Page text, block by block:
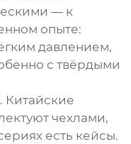
— к
опыте:
давлением,
с твёрдыми
Китайские
чехлами,
есть кейсы.